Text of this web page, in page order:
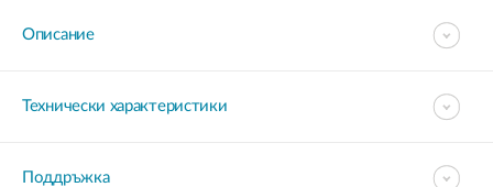
Описание
Технически характеристики
Поддръжка